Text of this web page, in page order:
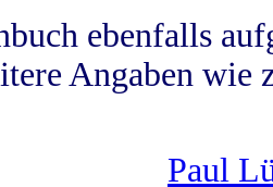
ebenfalls
Angaben wie
Paul